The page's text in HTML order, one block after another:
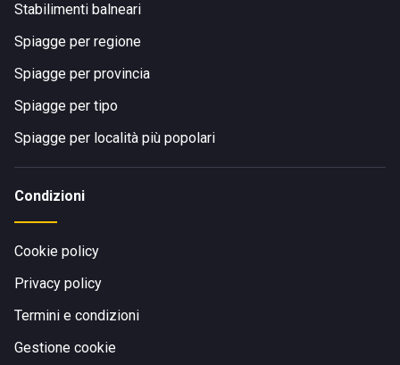
Stabilimenti balneari
Spiagge per regione
Spiagge per provincia
Spiagge per tipo
Spiagge per località più popolari
Condizioni
Cookie policy
Privacy policy
Termini e condizioni
Gestione cookie